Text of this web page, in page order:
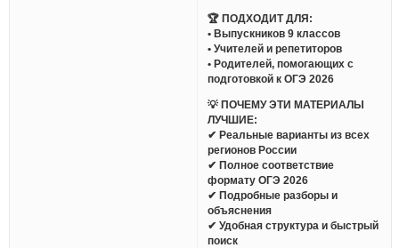
🏆 ПОДХОДИТ ДЛЯ:
• Выпускников 9 классов
• Учителей и репетиторов
• Родителей, помогающих с
подготовкой к ОГЭ 2026
💡 ПОЧЕМУ ЭТИ МАТЕРИАЛЫ
ЛУЧШИЕ:
✔ Реальные варианты из всех
регионов России
✔ Полное соответствие
формату ОГЭ 2026
✔ Подробные разборы и
объяснения
✔ Удобная структура и быстрый
поиск